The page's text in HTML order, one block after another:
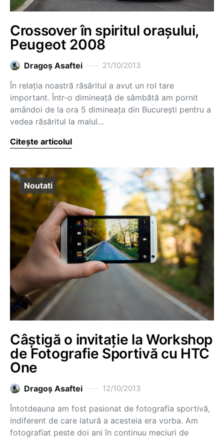
Crossover în spiritul orașului,
Peugeot 2008
Dragoş Asaftei 21/10/2013
În relația noastră răsăritul a avut un rol tare
important. Într-o dimineață de sâmbătă am pornit
amândoi de la ora 5 dimineața din București pentru a
vedea răsăritul la malul…
Citește articolul
Noutati
Câștigă o invitație la Workshop
de Fotografie Sportivă cu HTC
One
Dragoş Asaftei 12/10/2013
Întotdeauna am fost pasionat de fotografia sportivă,
indiferent de care latură a acesteia era vorba. Am
fotografiat peste doi ani în continuu meciuri de